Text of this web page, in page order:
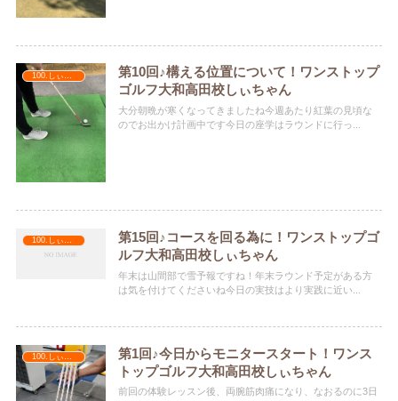
第10回♪構える位置について！ワンストップ
ゴルフ大和高田校しぃちゃん
大分朝晩が寒くなってきましたね今週あたり紅葉の見頃な
のでお出かけ計画中です今日の座学はラウンドに行っ...
100.しぃちゃん
第15回♪コースを回る為に！ワンストップゴ
ルフ大和高田校しぃちゃん
年末は山間部で雪予報ですね！年末ラウンド予定がある方
は気を付けてくださいね今日の実技はより実践に近い...
第1回♪今日からモニタースタート！ワンス
トップゴルフ大和高田校しぃちゃん
前回の体験レッスン後、両腕筋肉痛になり、なおるのに3日